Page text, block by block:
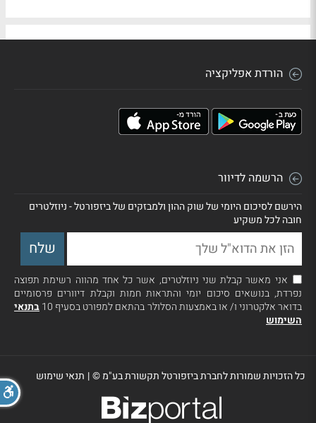
הורדת אפליקציה
הרשמה לדיוור
הירשם לסיכום היומי של שוק ההון ולמבזקים של ביזפורטל - ניוזלטרים
חובה לכל משקיע
אני מאשר קבלת שני ניוזלטרים, אשר כל אחד מהווה רשימת תפוצה
נפרדת, בנושאים סיכום יומי והתראות חמות וקבלת דיוורים פרסומיים
בדואר אלקטרוני ו/ או באמצעות הסלולר בהתאם למפורט בסעיף 10
בתנאי
השימוש
כל הזכויות שמורות לחברת ביזפורטל תקשורת בע"מ ©| תנאי שימוש